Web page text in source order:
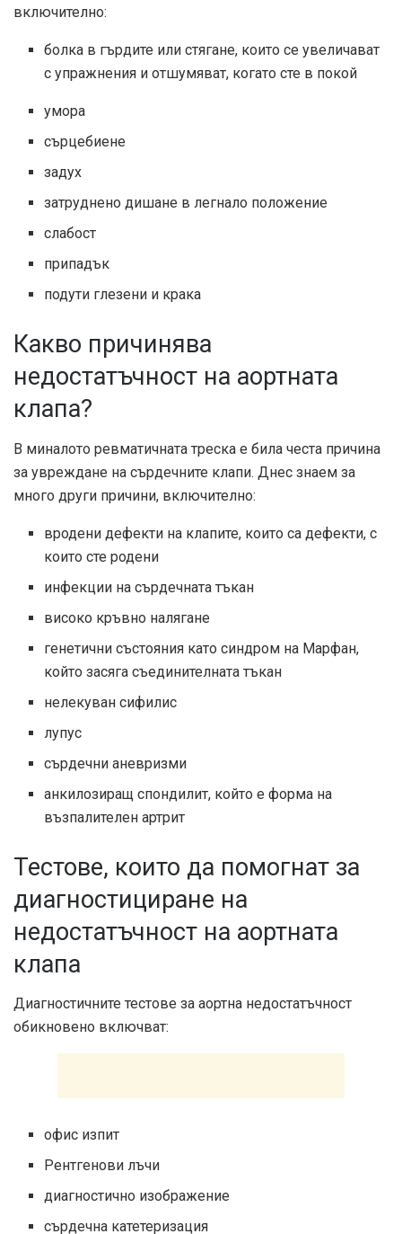
включително:
болка в гърдите или стягане, които се увеличават
с упражнения и отшумяват, когато сте в покой
умора
сърцебиене
задух
затруднено дишане в легнало положение
слабост
припадък
подути глезени и крака
Какво причинява
недостатъчност на аортната
клапа?
В миналото ревматичната треска е била честа причина
за увреждане на сърдечните клапи. Днес знаем за
много други причини, включително:
вродени дефекти на клапите, които са дефекти, с
които сте родени
инфекции на сърдечната тъкан
високо кръвно налягане
генетични състояния като синдром на Марфан,
който засяга съединителната тъкан
нелекуван сифилис
лупус
сърдечни аневризми
анкилозиращ спондилит, който е форма на
възпалителен артрит
Тестове, които да помогнат за
диагностициране на
недостатъчност на аортната
клапа
Диагностичните тестове за аортна недостатъчност
обикновено включват:
офис изпит
Рентгенови лъчи
диагностично изображение
сърдечна катетеризация